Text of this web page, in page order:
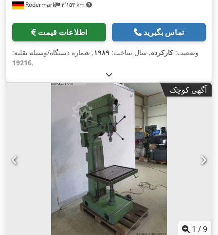
Rödermark ۴٬۱۵۳ km
اطلاعات قیمت تماس بگیرید
وضعیت:کارکرده, سال ساخت: ۱۹۸۹, شماره دستگاه/وسیله نقلیه:
19216,
آگهی کوچک
1 /9